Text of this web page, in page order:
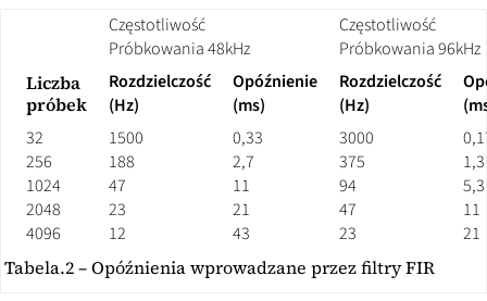
Częstotliwość
Próbkowania 48kHz
Częstotliwość
Próbkowania 96kHz
Liczba
próbek
Rozdzielczość
(Hz)
Opóźnienie
(ms)
Rozdzielczość
(Hz)
32
1500 0,33 3000
256
188 2,7 375
1,3
1024
47 11 94
5,3
2048
23 21 47
11
4096
12 43 23
21
Tabela.2 – Opóźnienia wprowadzane przez filtry FIR